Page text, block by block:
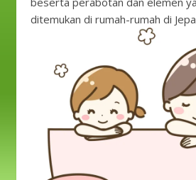
ditemukan di rumah-rumah di